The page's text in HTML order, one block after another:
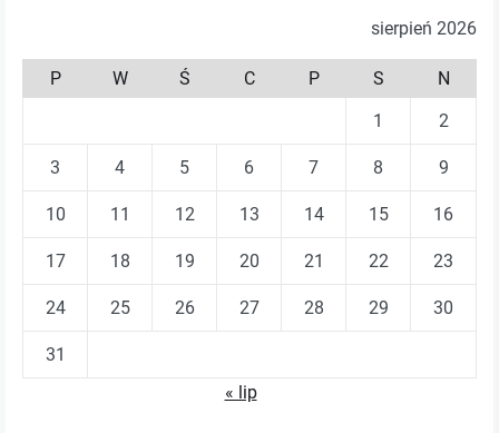
sierpień 2026
P W Ś C P S
N
1
2
3 4 5 6 7 8 9
10 11 12 13 14 15 16
17 18 19 20 21 22 23
24 25 26 27 28 29 30
31
« lip